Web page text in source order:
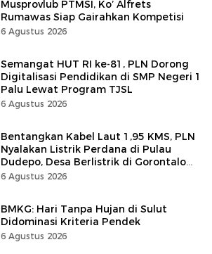
Musprovlub PTMSI, Ko’ Alfrets
Rumawas Siap Gairahkan Kompetisi
6 Agustus 2026
Semangat HUT RI ke-81, PLN Dorong
Digitalisasi Pendidikan di SMP Negeri 1
Palu Lewat Program TJSL
6 Agustus 2026
Bentangkan Kabel Laut 1,95 KMS, PLN
Nyalakan Listrik Perdana di Pulau
Dudepo, Desa Berlistrik di Gorontalo
100 Persen
6 Agustus 2026
BMKG: Hari Tanpa Hujan di Sulut
Didominasi Kriteria Pendek
6 Agustus 2026